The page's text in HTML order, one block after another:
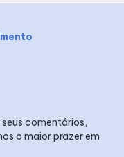
comentários,
o maior prazer em